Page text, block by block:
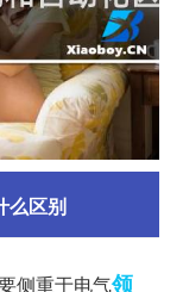
么区别
侧重于电气领